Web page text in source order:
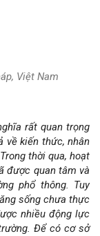
Việt Nam
rất quan trọng
về kiến thức, nhân
thời qua, hoạt
được quan tâm và
phổ thông. Tuy
sống chưa thực
nhiều động lực
Để có cơ sở